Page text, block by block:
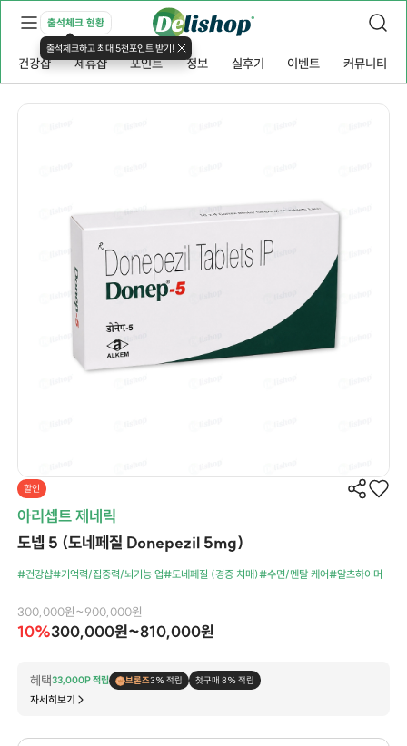
출석체크 현황
출석체크하고 최대 5천포인트 받기!
건강샵 제휴샵 포인트 정보 실후기 이벤트 커뮤니티
할인
아리셉트 제네릭
도넵 5 (도네페질 Donepezil 5mg)
#건강샵#기억력/집중력/뇌기능 업#도네페질 (경증 치매)#수면/멘탈 케어#알츠하이머
300,000원~900,000원
10%300,000원~810,000원
혜택33,000P 적립 브론즈3% 적립 첫구매 8% 적립
자세히보기